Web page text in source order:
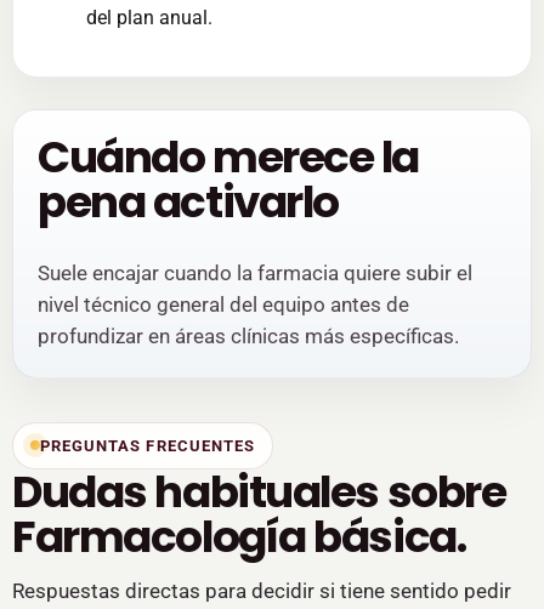
del plan anual.
Cuándo merece la
pena activarlo
Suele encajar cuando la farmacia quiere subir el
nivel técnico general del equipo antes de
profundizar en áreas clínicas más específicas.
PREGUNTAS FRECUENTES
Dudas habituales sobre
Farmacología básica.
Respuestas directas para decidir si tiene sentido pedir